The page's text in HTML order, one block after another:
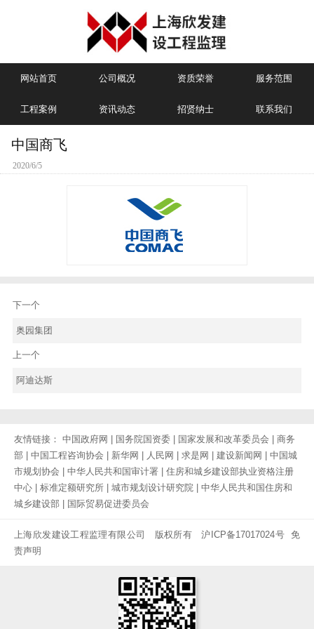
网站首页 公司概况 资质荣誉 服务范围
工程案例 资讯动态 招贤纳士 联系我们
中国商飞
2020/6/5
下一个
奥园集团
上一个
阿迪达斯
友情链接： 中国政府网 | 国务院国资委 | 国家发展和改革委员会 | 商务
部 | 中国工程咨询协会 | 新华网 | 人民网 | 求是网 | 建设新闻网 | 中国城
市规划协会 | 中华人民共和国审计署 | 住房和城乡建设部执业资格注册
中心 | 标准定额研究所 | 城市规划设计研究院 | 中华人民共和国住房和
城乡建设部 | 国际贸易促进委员会
上海欣发建设工程监理有限公司 版权所有沪ICP备17017024号
免
责声明